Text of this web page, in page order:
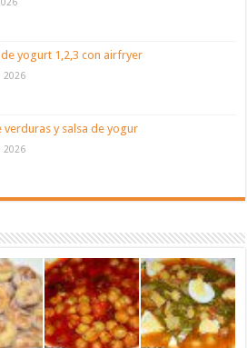
yogurt 1,2,3 con airfryer
2026
verduras y salsa de yogur
2026